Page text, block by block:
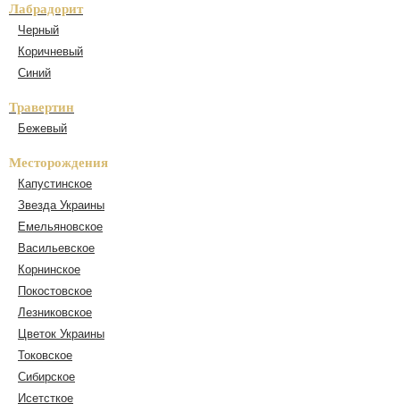
Лабрадорит
Черный
Коричневый
Синий
Травертин
Бежевый
Месторождения
Капустинское
Звезда Украины
Емельяновское
Васильевское
Корнинское
Покостовское
Лезниковское
Цветок Украины
Токовское
Сибирское
Исетсткое